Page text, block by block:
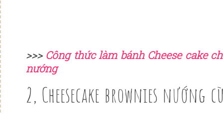
>>> Công thức làm bánh Cheese cake
nướng
2, Cheesecake brownies nướng